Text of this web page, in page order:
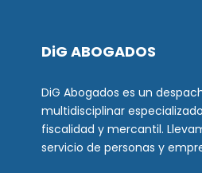
DiG ABOGADOS
DiG Abogados es un
multidisciplinar
fiscalidad y mercantil.
servicio de personas y